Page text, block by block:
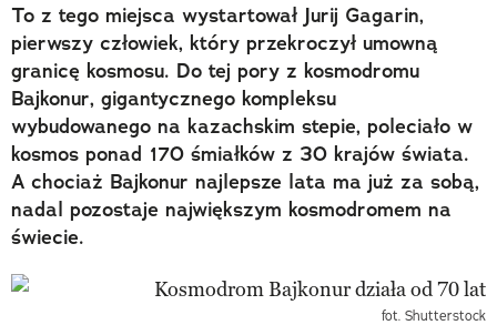
To z tego miejsca wystartował Jurij Gagarin,
pierwszy człowiek, który przekroczył umowną
granicę kosmosu. Do tej pory z kosmodromu
Bajkonur, gigantycznego kompleksu
wybudowanego na kazachskim stepie, poleciało w
kosmos ponad 170 śmiałków z 30 krajów świata.
A chociaż Bajkonur najlepsze lata ma już za sobą,
nadal pozostaje największym kosmodromem na
świecie.
fot. Shutterstock